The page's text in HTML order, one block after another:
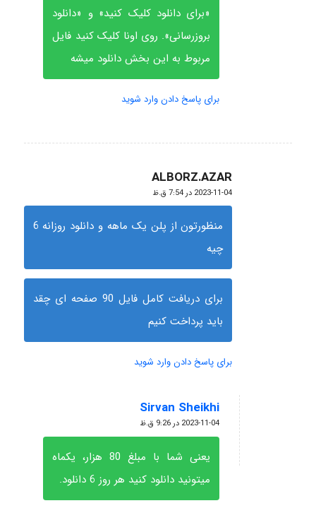
«برای دانلود کلیک کنید» و «دانلود
بروزرسانی». روی اونا کلیک کنید فایل
مربوط به این بخش دانلود میشه
برای پاسخ دادن وارد شوید
ALBORZ.AZAR
گفته:
2023-11-04 در 7:54 ق.ظ
منظورتون از پلن یک ماهه و دانلود روزانه 6
چیه
برای دریافت کامل فایل 90 صفحه ای چقد
باید پرداخت کنیم
برای پاسخ دادن وارد شوید
Sirvan Sheikhi
گفته:
2023-11-04 در 9:26 ق.ظ
یعنی شما با مبلغ 80 هزار، یکماه
میتونید دانلود کنید هر روز 6 دانلود.